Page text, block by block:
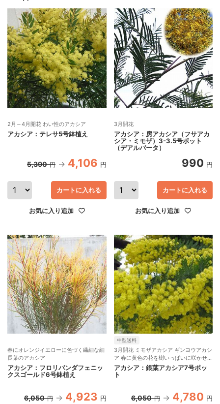
2月～4月開花 わい性のアカシア
アカシア：テレサ5号鉢植え
5,390 円 4,106 円
お気に入り追加
カートに入れる
3月開花
アカシア：房アカシア（フサアカ
シア・ミモザ）3-3.5号ポット
（デアルバータ）
990 円
お気に入り追加
カートに入れる
春にオレンジイエローに色づく繊細な細
長葉のアカシア
アカシア：フロリバンダフェニッ
クスゴールド6号鉢植え
6,050 円 4,923 円
中型送料
3月開花 ミモザアカシア ギンヨウアカシ
ア 春に黄色の花を樹いっぱいに咲かせる
常緑樹
アカシア：銀葉アカシア7号ポッ
ト
6,050 円 4,780 円